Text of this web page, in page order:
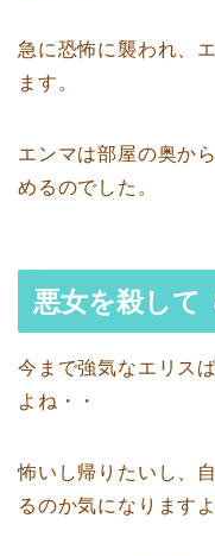
急に恐怖に襲われ、
ます。
エンマは部屋の奥か
めるのでした。
悪女を殺して
今まで強気なエリス
よね・・
怖いし帰りたいし、
るのか気になりますよ